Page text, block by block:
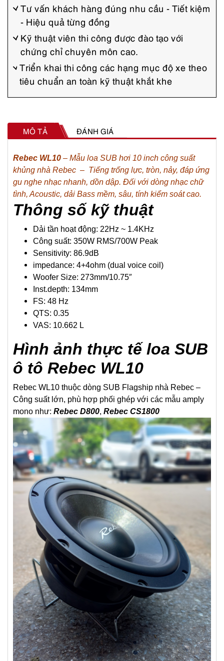
i
o
t
o
R
e
b
c
W
L
1
0
-
7
0
W
P
e
k
3
5
0
W
R
m
s
/
1
0
s
ố
l
ư
ợ
n
g
Tư vấn khách hàng đúng nhu cầu - Tiết kiệm
- Hiệu quả từng đồng
Kỹ thuật viên thi công được đào tạo với
chứng chỉ chuyên môn cao.
Triển khai thi công các hạng mục độ xe theo
tiêu chuẩn an toàn kỹ thuật khắt khe
MÔ TẢ ĐÁNH GIÁ
Rebec WL10 – Mẫu loa SUB hơi 10 inch công suất
khủng nhà Rebec – Tiếng trống lực, tròn, nảy, đáp ứng
gu nghe nhạc nhanh, dồn dập. Đối với dòng nhạc chữ
tình, Acoustic, dải Bass mềm, sâu, tính kiểm soát cao.
Thông số kỹ thuật
Dải tần hoạt động: 22Hz ~ 1.4KHz
Công suất: 350W RMS/700W Peak
Sensitivity: 86.9dB
impedance: 4+4ohm (dual voice coil)
Woofer Size: 273mm/10.75″
Inst.depth: 134mm
FS: 48 Hz
QTS: 0.35
VAS: 10.662 L
Hình ảnh thực tế loa SUB
ô tô Rebec WL10
Rebec WL10 thuộc dòng SUB Flagship nhà Rebec –
Công suất lớn, phù hợp phối ghép với các mẫu amply
mono như: Rebec D800, Rebec CS1800